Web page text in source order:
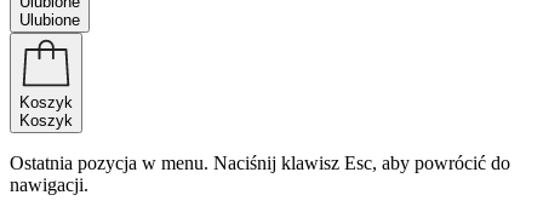
Ulubione
Koszyk
Koszyk
Ostatnia pozycja w menu. Naciśnij klawisz Esc, aby powrócić do
nawigacji.